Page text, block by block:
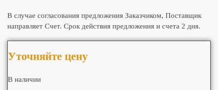
В случае согласования предложения Заказчиком, Поставщик
направляет Счет. Срок действия предложения и счета 2 дня.
Уточняйте цену
В наличии